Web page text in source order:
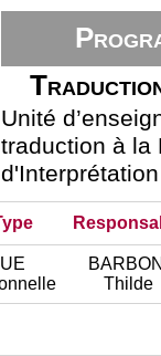
Unité
traduction à la
UE
Thilde